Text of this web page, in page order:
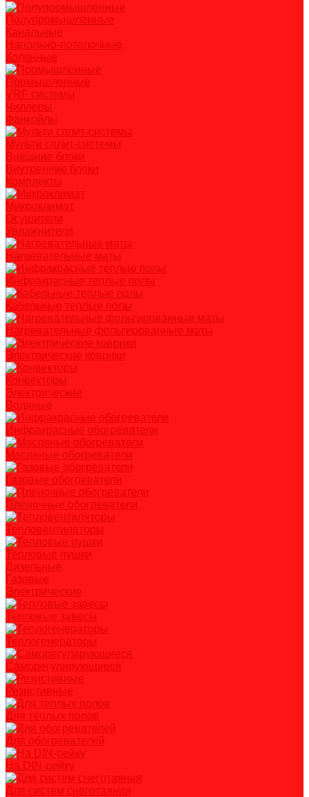
Полупромышленные
Канальные
Напольно-потолочные
Колонные
Промышленные
VRF системы
Чиллеры
Фанкойлы
Мульти сплит-системы
Внешние блоки
Внутренние блоки
Комплекты
Микроклимат
Осушители
Увлажнители
Нагревательные маты
Инфракрасные теплые полы
Кабельные теплые полы
Нагревательные фольгированные маты
Электрические коврики
Конвекторы
Электрические
Водяные
Инфракрасные обогреватели
Масляные обогреватели
Газовые обогреватели
Пленочные обогреватели
Тепловентиляторы
Тепловые пушки
Дизельные
Газовые
Электрические
Тепловые завесы
Теплогенераторы
Саморегулирующиеся
Резистивные
Для теплых полов
Для обогревателей
На DIN-рейку
Для систем снеготаяния